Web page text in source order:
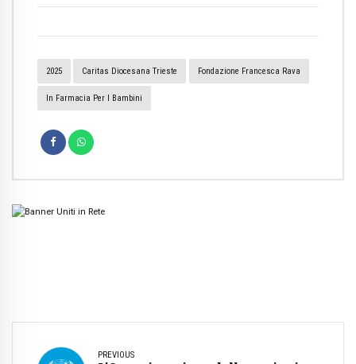
2025 Caritas Diocesana Trieste Fondazione Francesca Rava
In Farmacia Per I Bambini
PREVIOUS